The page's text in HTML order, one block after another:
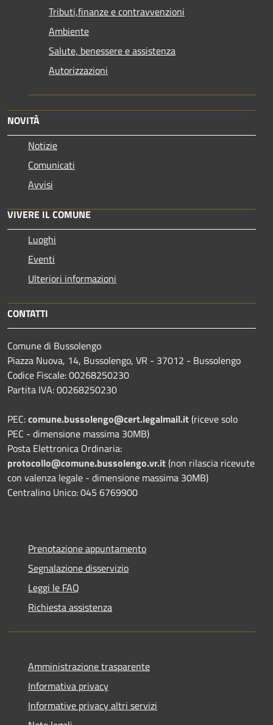
Tributi,finanze e contravvenzioni
Ambiente
Salute, benessere e assistenza
Autorizzazioni
NOVITÀ
Notizie
Comunicati
Avvisi
VIVERE IL COMUNE
Luoghi
Eventi
Ulteriori informazioni
CONTATTI
Comune di Bussolengo
Piazza Nuova, 14, Bussolengo, VR - 37012 - Bussolengo
Codice Fiscale: 00268250230
Partita IVA: 00268250230
PEC:comune.bussolengo@cert.legalmail.it(riceve solo
PEC - dimensione massima 30MB)
Posta Elettronica Ordinaria:
protocollo@comune.bussolengo.vr.it(non rilascia ricevute
con valenza legale - dimensione massima 30MB)
Centralino Unico: 045 6769900
Prenotazione appuntamento
Segnalazione disservizio
Leggi le FAQ
Richiesta assistenza
Amministrazione trasparente
Informativa privacy
Informative privacy altri servizi